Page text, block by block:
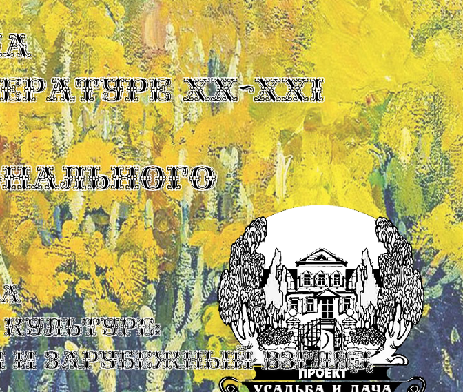
XX-XXI
и зарубежный взгляд